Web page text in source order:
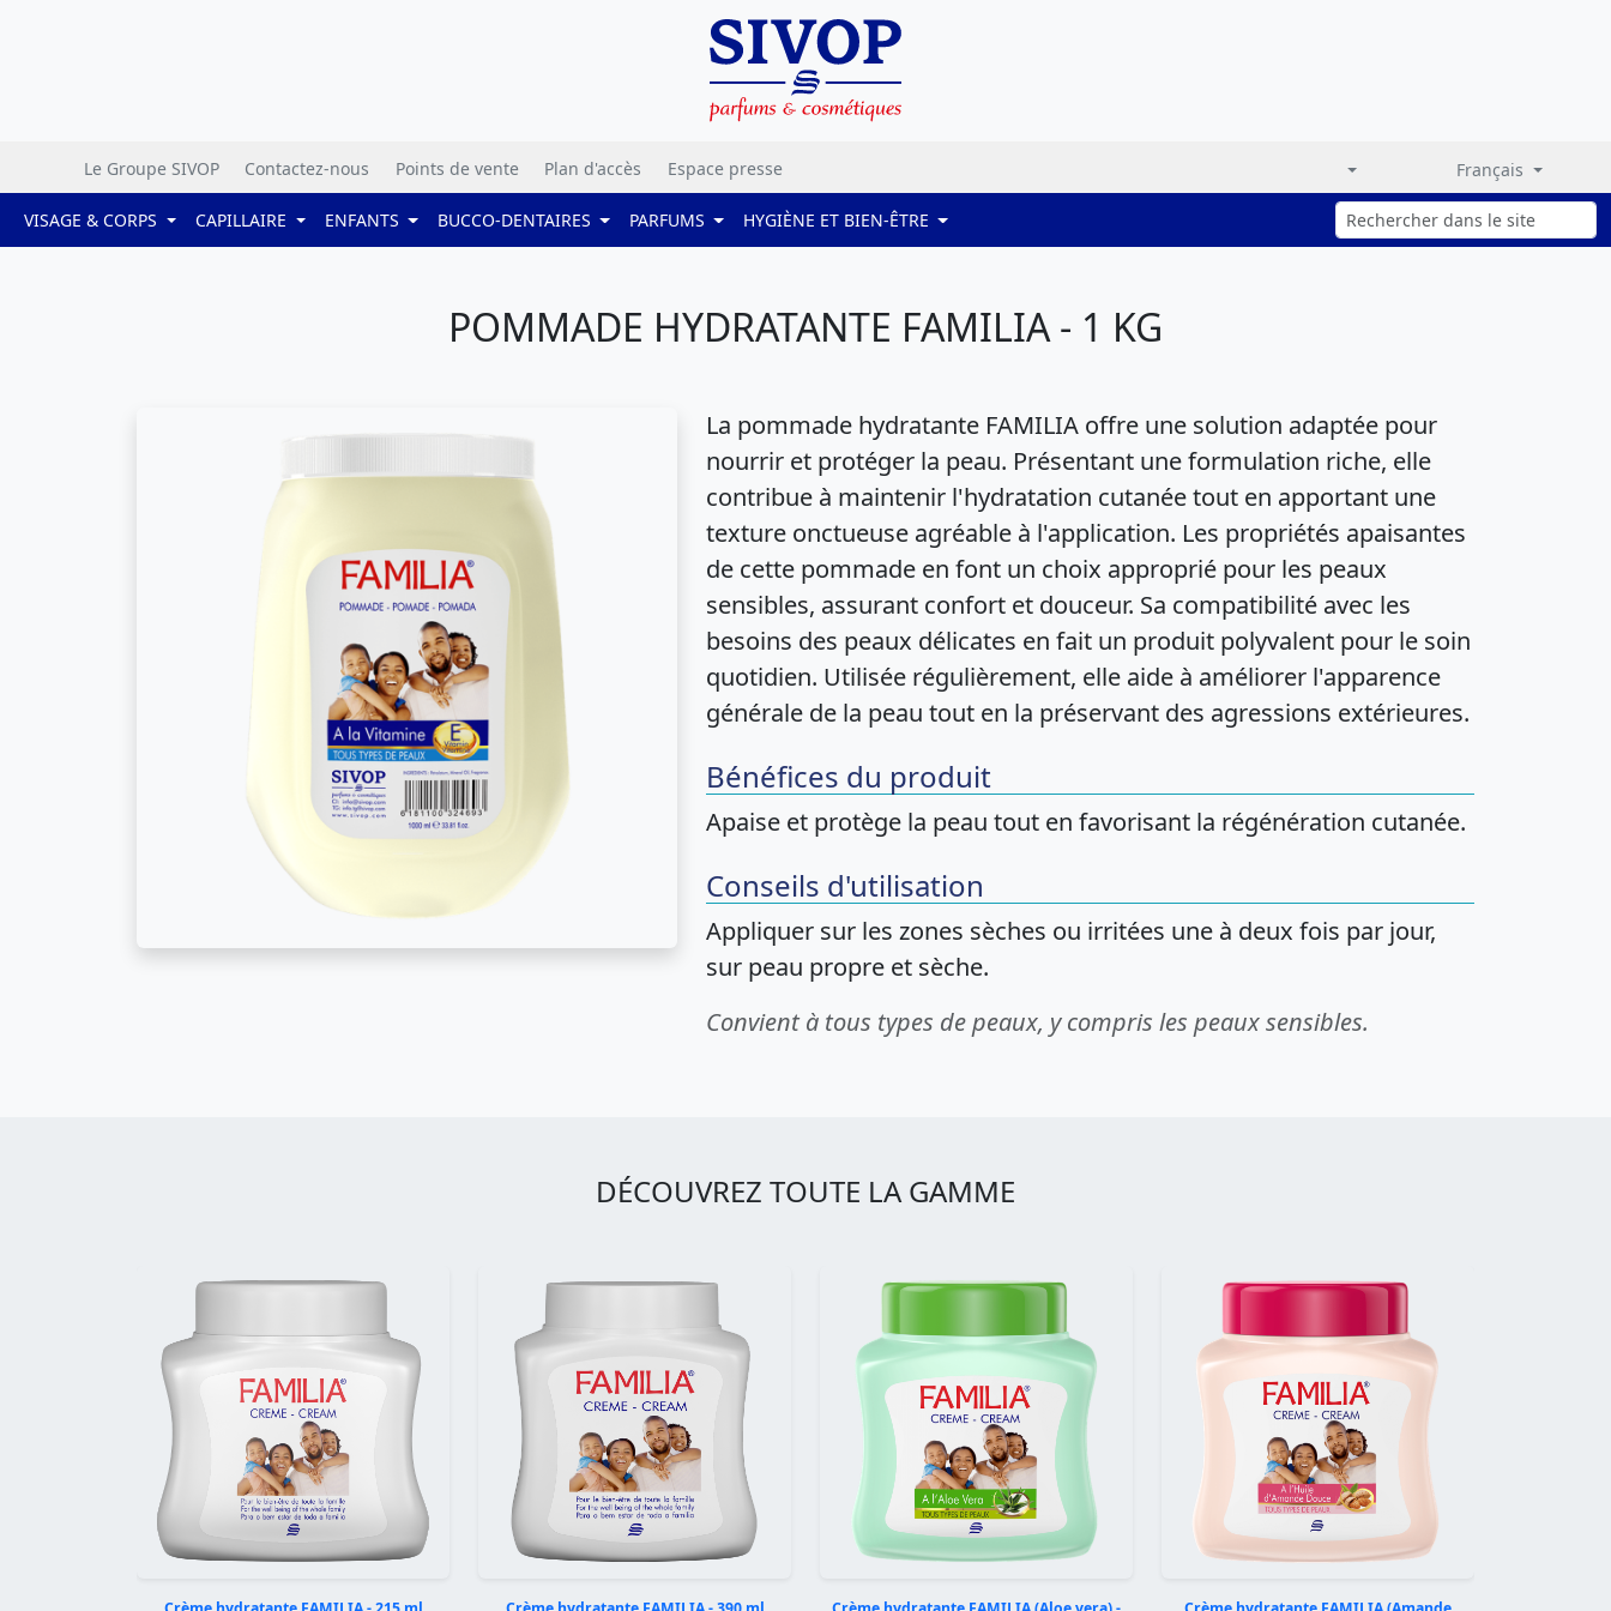
Le Groupe SIVOP Contactez-nous Points de vente Plan d'accès Espace presse Français
VISAGE & CORPS CAPILLAIRE ENFANTS BUCCO-DENTAIRES PARFUMS HYGIÈNE ET BIEN-ÊTRE
POMMADE HYDRATANTE FAMILIA - 1 KG
La pommade hydratante FAMILIA offre une solution adaptée pour
nourrir et protéger la peau. Présentant une formulation riche, elle
contribue à maintenir l'hydratation cutanée tout en apportant une
texture onctueuse agréable à l'application. Les propriétés apaisantes
de cette pommade en font un choix approprié pour les peaux
sensibles, assurant confort et douceur. Sa compatibilité avec les
besoins des peaux délicates en fait un produit polyvalent pour le soin
quotidien. Utilisée régulièrement, elle aide à améliorer l'apparence
générale de la peau tout en la préservant des agressions extérieures.
Bénéfices du produit
Apaise et protège la peau tout en favorisant la régénération cutanée.
Conseils d'utilisation
Appliquer sur les zones sèches ou irritées une à deux fois par jour,
sur peau propre et sèche.
Convient à tous types de peaux, y compris les peaux sensibles.
DÉCOUVREZ TOUTE LA GAMME
Précédent Suivant